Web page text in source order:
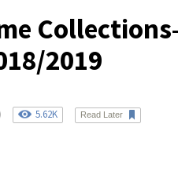
2019
5.62K Read Later